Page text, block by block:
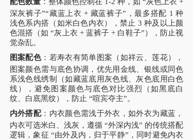
深灰裤子”“藏蓝上衣 + 藏蓝裤子”，最多搭配 1 种
浅色系内搭（如米白色内衣），禁止 3 种及以上颜
色混搭（如 “灰上衣 + 蓝裤子 + 白鞋子”），防止视
觉杂乱。
图案配色：若寿衣有简单图案（如祥云、莲花），
图案颜色需与底色协调，优先用金线、银线或同色
系浅色线绣制（如藏蓝底用灰色线、灰色底用白色
线），避免图案颜色与底色对比强烈（如黑底白
纹、白底黑纹），防止 “喧宾夺主”。
内外搭配：内衣颜色需浅于外衣，如外衣为藏蓝，
内衣可选米白、浅灰，遵循 “外深内浅” 的传统搭配
逻辑，象征 “由外及内，归于平静”，同时避免内衣